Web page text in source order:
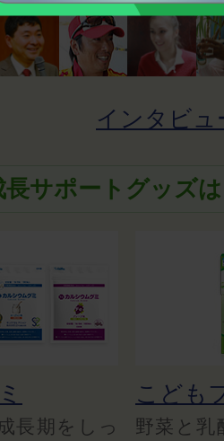
インタビュ
長サポートグッズ
長期をしっ
こども
野菜と乳